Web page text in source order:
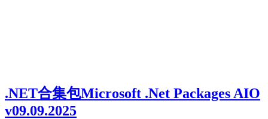
.NET合集包Microsoft .Net Packages AIO
v09.09.2025